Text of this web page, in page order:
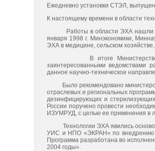
Ежедневно установки СТЭЛ,
К настоящему времени в области
Работы в области ЭХА нашли
января 1998 г. Минэкономики,
ЭХА в медицине, сельском
В итоге Министерство
заинтересованными ведомствами
данное научно-техническое
Было рекомендовано
отраслевых и региональных
дезинфицирующих и
России поручено провести
ИЗУМРУД, с целью ее применения в
Технологии ЭХА явились основой
УИС и НПО «ЭКРАН» по внедрению
Программа разработана во
2004 годы».